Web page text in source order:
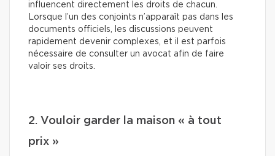
influencent directement les droits de chacun.
Lorsque l’un des conjoints n’apparaît pas dans les
documents officiels, les discussions peuvent
rapidement devenir complexes, et il est parfois
nécessaire de consulter un avocat afin de faire
valoir ses droits.
2. Vouloir garder la maison « à tout
prix »